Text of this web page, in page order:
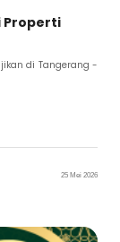
Properti
di Tangerang -
25 Mei 2026